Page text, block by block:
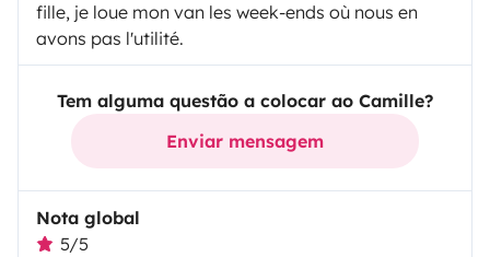
fille, je loue mon van les week-ends où nous en
avons pas l'utilité.
Tem alguma questão a colocar ao Camille?
Enviar mensagem
Nota global
5/5